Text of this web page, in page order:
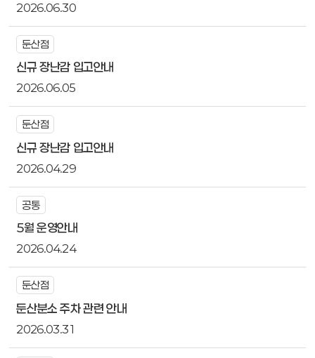
2026.06.30
둔산점
신규 장난감 입고안내
2026.06.05
둔산점
신규 장난감 입고안내
2026.04.29
공통
5월 운영안내
2026.04.24
둔산점
둔산분소 주차 관련 안내
2026.03.31